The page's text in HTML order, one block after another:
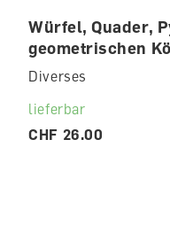
Würfel, Quader,
geometrischen
Diverses
lieferbar
CHF 26.00